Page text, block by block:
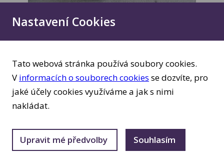
SENZOR DEFORMACÍ SM
4dot SM je přesný a odolný senzor
deformací vyvinutý pro tváření, obrábění
umožňuje nasazení v bezprostřední
blízkosti nástrojů, i při běžných měřeních
Nastavení Cookies
Tato webová stránka používá soubory cookies.
V informacích o souborech cookies se dozvíte, pro
jaké účely cookies využíváme a jak s nimi
nakládat.
Upravit mé předvolby Souhlasím